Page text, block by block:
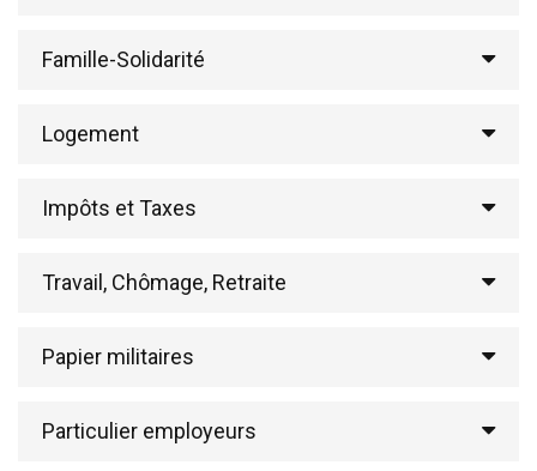
Famille-Solidarité
Logement
Impôts et Taxes
Travail, Chômage, Retraite
Papier militaires
Particulier employeurs